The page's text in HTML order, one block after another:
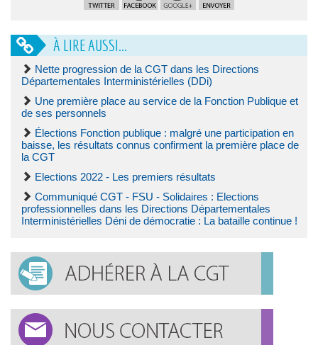
À LIRE AUSSI...
Nette progression de la CGT dans les Directions
Départementales Interministérielles (DDi)
Une première place au service de la Fonction Publique et
de ses personnels
Élections Fonction publique : malgré une participation en
baisse, les résultats connus confirment la première place de
la CGT
Elections 2022 - Les premiers résultats
Communiqué CGT - FSU - Solidaires : Elections
professionnelles dans les Directions Départementales
Interministérielles Déni de démocratie : La bataille continue !